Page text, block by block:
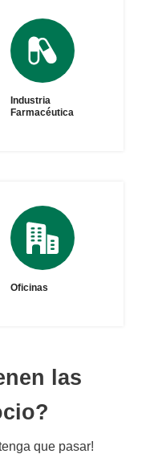
Industria
Farmacéutica
Oficinas
las
que pasar!